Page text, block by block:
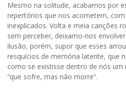
Mesmo na solitude, acabamos por
repertórios que nos acometem,
inexplicados. Volta e meia canções
sem perceber, deixamo-nos
ilusão, porém, supor que esses
resquícios de memória latente, que
como se existisse dentro de nós
“que sofre, mas não morre”.